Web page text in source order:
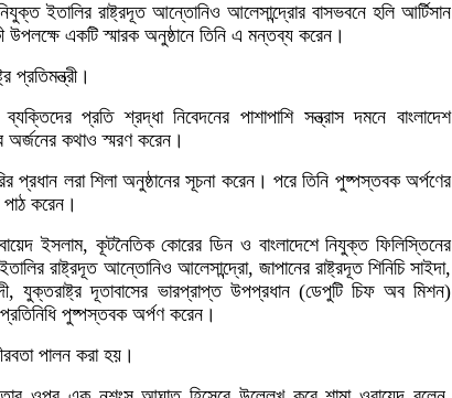
ইতালির রাষ্ট্রদূত আন্তোনিও আলেসান্দ্রোর বাসভবনে হলি আর্টিসান
উপলক্ষে একটি স্মারক অনুষ্ঠানে তিনি এ মন্তব্য করেন।
প্রতিমন্ত্রী।
ব্যক্তিদের প্রতি শ্রদ্ধা নিবেদনের পাশাপাশি সন্ত্রাস দমনে বাংলাদেশ
অর্জনের কথাও স্মরণ করেন।
প্রধান লরা শিলা অনুষ্ঠানের সূচনা করেন। পরে তিনি পুষ্পস্তবক অর্পণের
করেন।
ইসলাম, কূটনৈতিক কোরের ডিন ও বাংলাদেশে নিযুক্ত ফিলিস্তিনের
রাষ্ট্রদূত আন্তোনিও আলেসান্দ্রো, জাপানের রাষ্ট্রদূত শিনিচি সাইদা,
যুক্তরাষ্ট্র দূতাবাসের ভারপ্রাপ্ত উপপ্রধান (ডেপুটি চিফ অব মিশন)
প্রতিনিধি পুষ্পস্তবক অর্পণ করেন।
পালন করা হয়।